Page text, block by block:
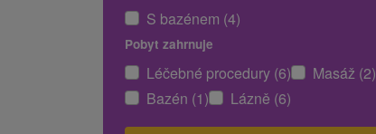
S bazénem (4)
Pobyt zahrnuje
Léčebné procedury (6)
Masáž (2)
Bazén (1)
Lázně (6)